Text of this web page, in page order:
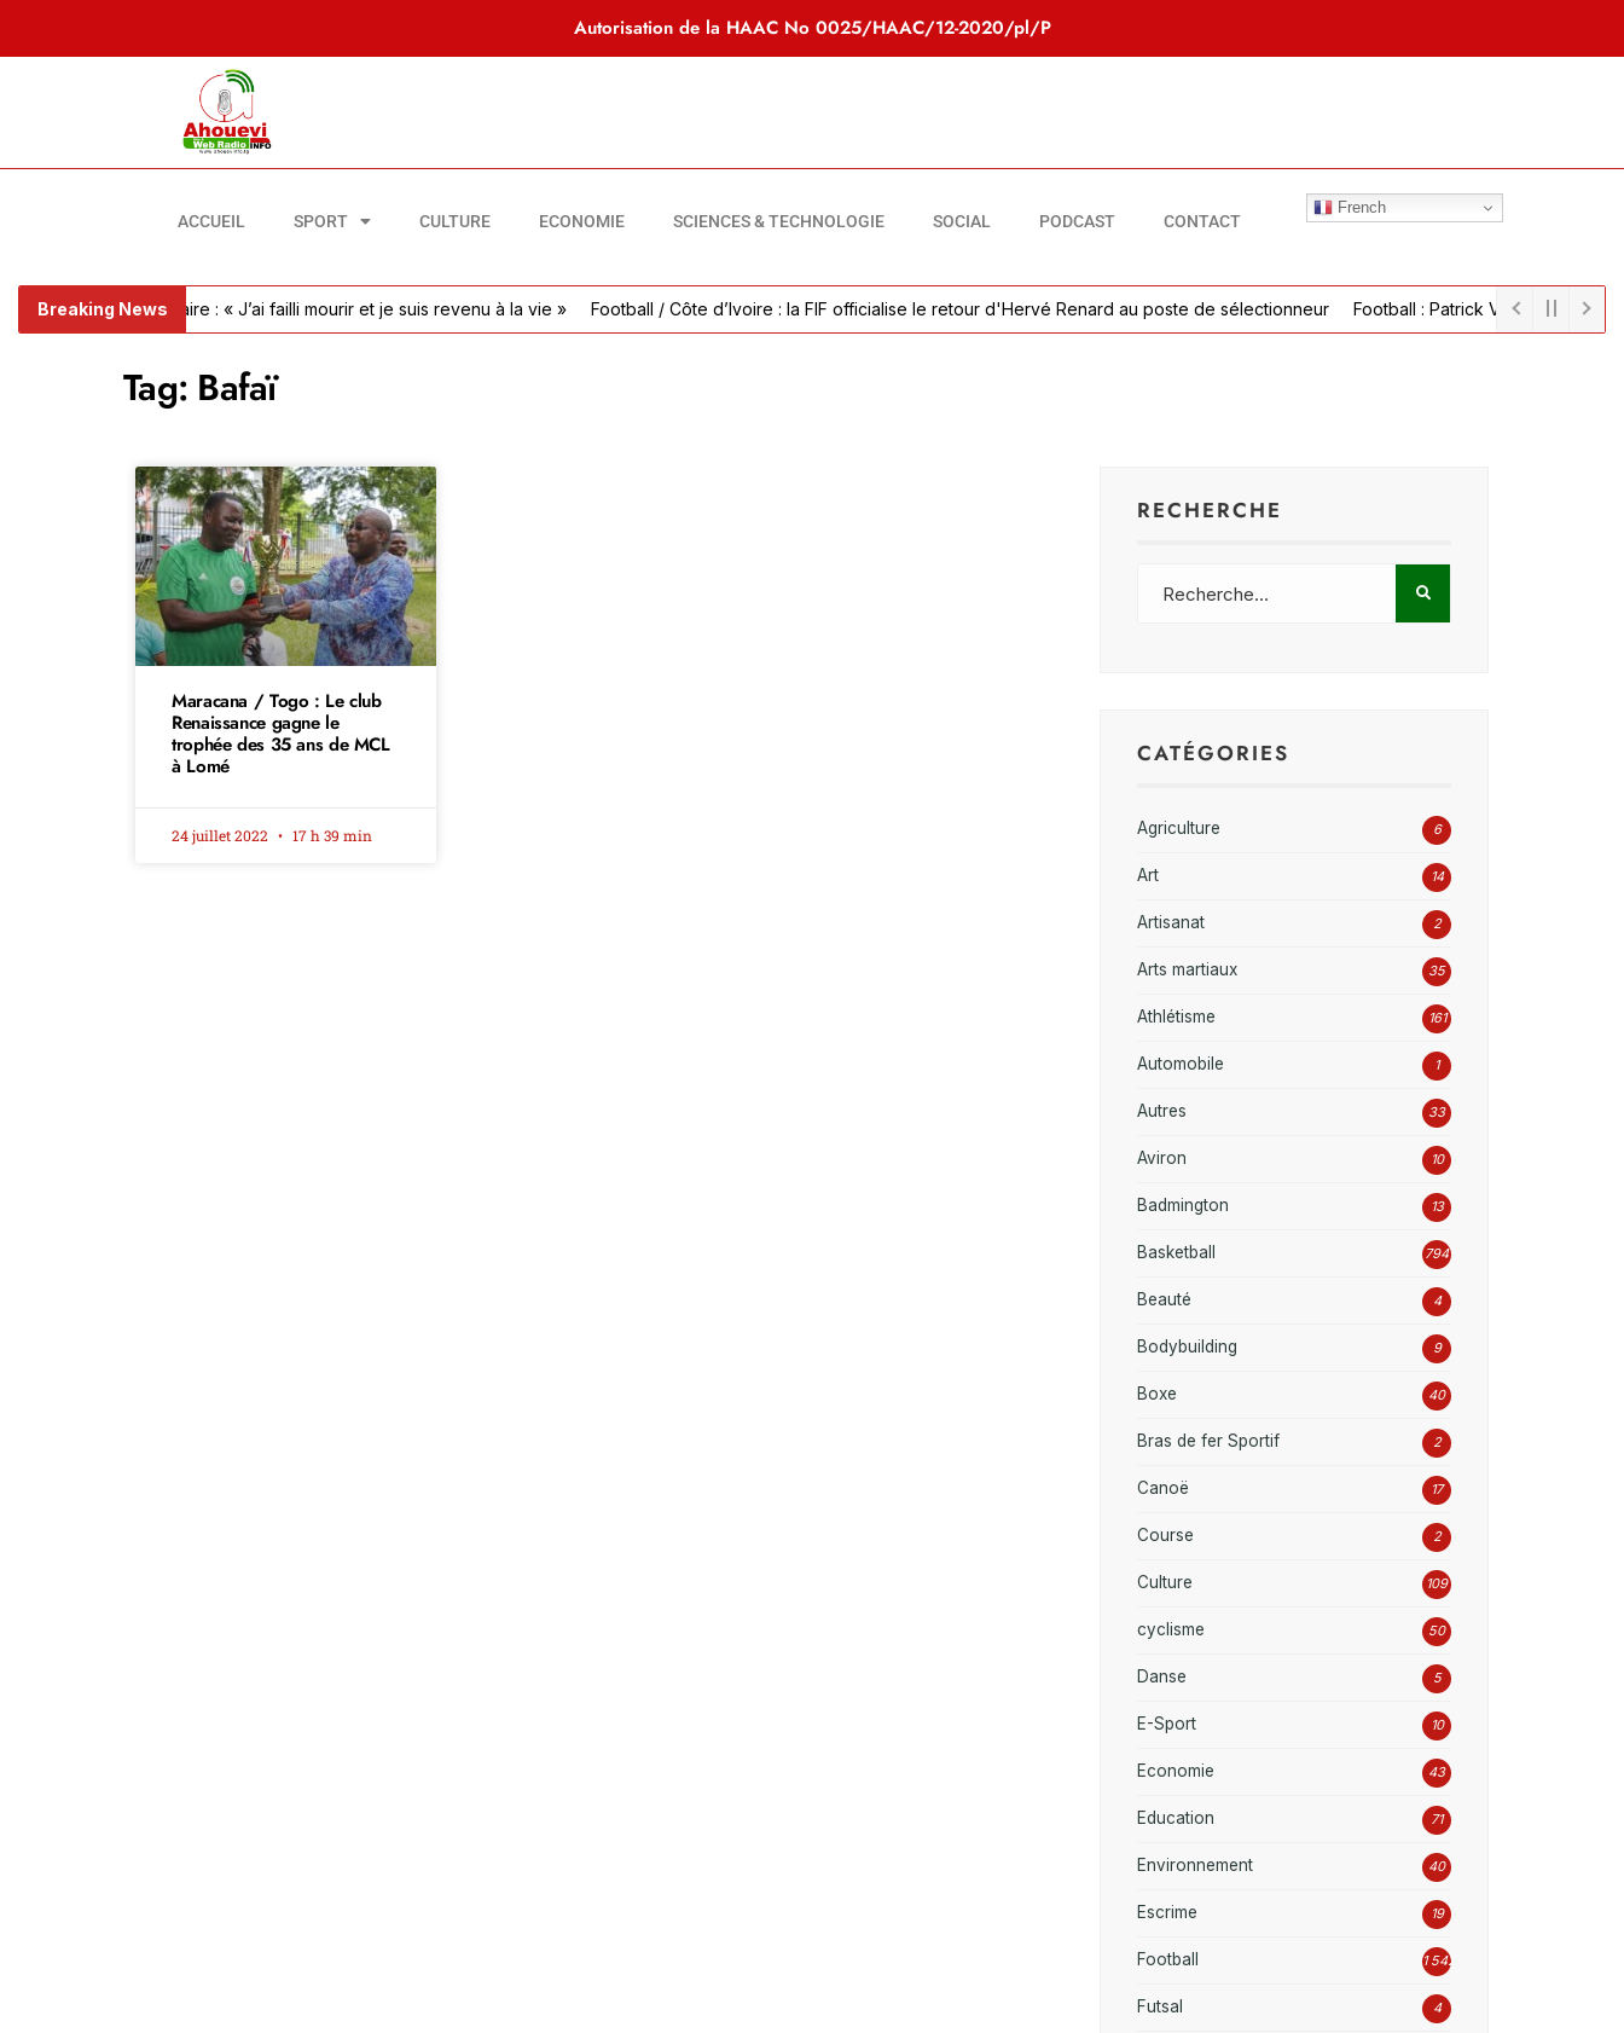
Autorisation de la HAAC No 0025/HAAC/12-2020/pl/P
ACCUEIL SPORT CULTURE ECONOMIE SCIENCES & TECHNOLOGIE SOCIAL PODCAST CONTACT
French
Breaking News
embolie pulmonaire : « J’ai failli mourir et je suis revenu à la vie » Football / Côte d’Ivoire : la FIF officialise le retour d'Hervé Renard au poste de sélectionneur Football : Patrick Vieira parvient à un
Tag: Bafaï
Maracana / Togo : Le club
Renaissance gagne le
trophée des 35 ans de MCL
à Lomé
24 juillet 2022 17 h 39 min
RECHERCHE
CATÉGORIES
Agriculture 6
Art 14
Artisanat 2
Arts martiaux 35
Athlétisme 161
Automobile 1
Autres 33
Aviron 10
Badmington 13
Basketball 794
Beauté 4
Bodybuilding 9
Boxe 40
Bras de fer Sportif 2
Canoë 17
Course 2
Culture 109
cyclisme 50
Danse 5
E-Sport 10
Economie 43
Education 71
Environnement 40
Escrime 19
Football 1 542
Futsal 4